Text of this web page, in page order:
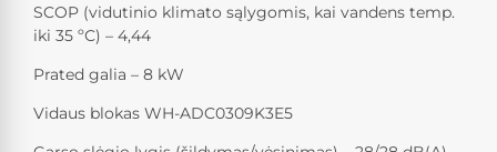
SCOP (vidutinio klimato sąlygomis, kai vandens temp.
iki 35 ºС) – 4,44
Prated galia – 8 kW
Vidaus blokas WH-ADC0309K3E5